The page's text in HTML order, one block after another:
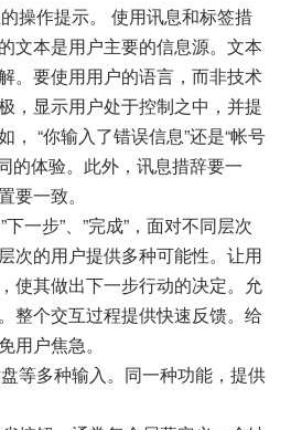
操作提示。 使用讯息和标签措
文本是用户主要的信息源。文本
。要使用用户的语言，而非技术
，显示用户处于控制之中，并提
， “你输入了错误信息”还是“帐号
的体验。此外，讯息措辞要一
要一致。
一步”、”完成”，面对不同层次
次的用户提供多种可能性。让用
使其做出下一步行动的决定。允
整个交互过程提供快速反馈。给
用户焦急。
等多种输入。同一种功能，提供